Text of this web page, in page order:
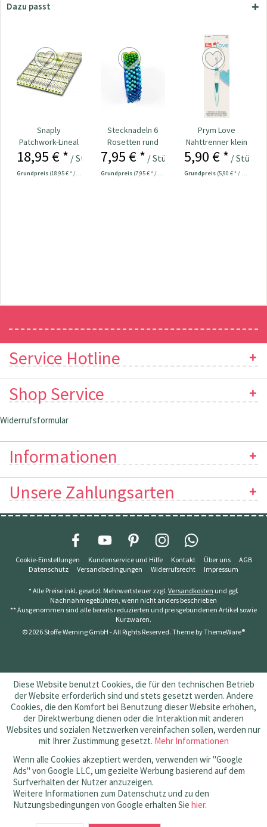
Dazu passt
Snaply
Patchwork-Lineal
60 x 15 cm
18,95 € * / Stück
Grundpreis (18,95 € * / 1 Stück)
Stecknadeln 6
Rosetten rund
Kopf bunt
Nr.109534
7,95 € * / Stück
Grundpreis (7,95 € * / 1 Stück)
Prym Love
Nahttrenner klein
ergonomic Nr.
5,90 € * / Stück
Grundpreis (5,90 € * / 1 Stück)
Service Hotline
Shop Service
Widerrufsformular
Informationen
Unsere Zahlungsarten
Cookie-Einstellungen Kundenservice und Hilfe Kontakt Über uns
AGB
Datenschutz
Versandbedingungen Widerrufsrecht Impressum
* Alle Preise inkl. gesetzl. Mehrwertsteuer zzgl. Versandkosten und ggf.
Nachnahmegebühren, wenn nicht anders beschrieben
** Ausgenommen sind alle bereits reduzierten und preisgebundenen Artikel sowie
Kurzwaren.
© 2026 Stoffe Werning GmbH - All Rights Reserved. Theme byThemeWare®
Diese Website benutzt Cookies, die für den technischen Betrieb
der Website erforderlich sind und stets gesetzt werden. Andere
Cookies, die den Komfort bei Benutzung dieser Website erhöhen,
der Direktwerbung dienen oder die Interaktion mit anderen
Websites und sozialen Netzwerken vereinfachen sollen, werden nur
mit Ihrer Zustimmung gesetzt. Mehr Informationen
Wenn alle Cookies akzeptiert werden, verwenden wir "Google
Ads" von Google LLC, um gezielte Werbung basierend auf dem
Surfverhalten der Nutzer anzuzeigen.
Weitere Informationen zum Datenschutz und zu den
Nutzungsbedingungen von Google erhalten Sie hier.